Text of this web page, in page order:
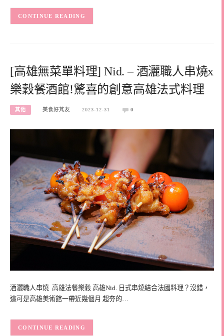
CONTINUE READING
[高雄無菜單料理] Nid. – 酒灑職人串燒x
樂穀餐酒館!驚喜的創意高雄法式料理
其他 美食好芃友 2023-12-31 0
酒灑職人串燒 高雄法餐樂穀 高雄Nid. 日式串燒結合法國料理？沒錯，
這可是高雄美術館一帶近幾個月 超夯的…
CONTINUE READING